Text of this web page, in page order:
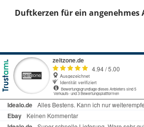
Duftkerzen für ein angenehmes